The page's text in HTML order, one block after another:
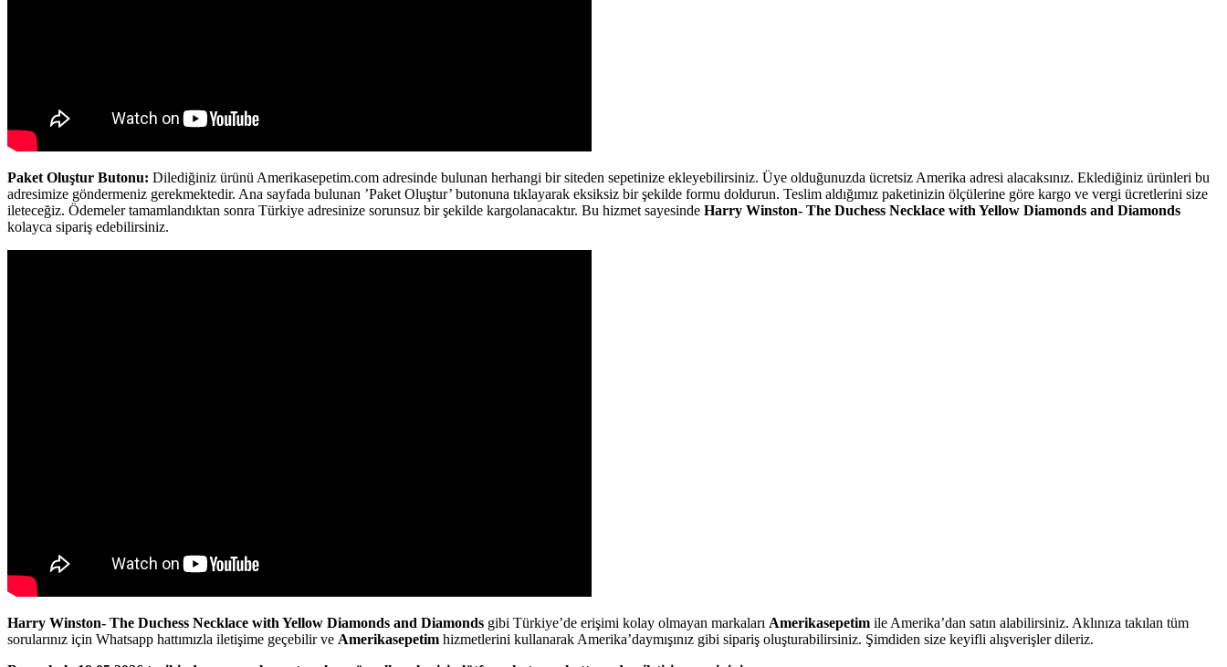
Paket Oluştur Butonu: Dilediğiniz ürünü Amerikasepetim.com adresinde bulunan herhangi bir siteden sepetinize ekleyebilirsiniz. Üye olduğunuzda ücretsiz Amerika adresi alacaksınız. Eklediğiniz ürünleri bu
adresimize göndermeniz gerekmektedir. Ana sayfada bulunan ’Paket Oluştur’ butonuna tıklayarak eksiksiz bir şekilde formu doldurun. Teslim aldığımız paketinizin ölçülerine göre kargo ve vergi ücretlerini size
ileteceğiz. Ödemeler tamamlandıktan sonra Türkiye adresinize sorunsuz bir şekilde kargolanacaktır. Bu hizmet sayesinde Harry Winston- The Duchess Necklace with Yellow Diamonds and Diamonds
kolayca sipariş edebilirsiniz.
Harry Winston- The Duchess Necklace with Yellow Diamonds and Diamonds gibi Türkiye’de erişimi kolay olmayan markaları Amerikasepetim ile Amerika’dan satın alabilirsiniz. Aklınıza takılan tüm
sorularınız için Whatsapp hattımızla iletişime geçebilir ve Amerikasepetim hizmetlerini kullanarak Amerika’daymışınız gibi sipariş oluşturabilirsiniz. Şimdiden size keyifli alışverişler dileriz.